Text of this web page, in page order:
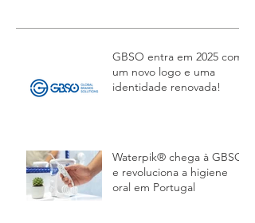
GBSO entra em 2025 com
um novo logo e uma
identidade renovada!
Waterpik® chega à GBSO
e revoluciona a higiene
oral em Portugal